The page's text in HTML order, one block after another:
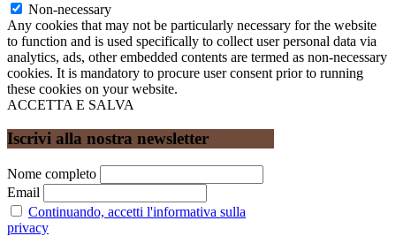
Non-necessary
Any cookies that may not be particularly necessary for the website
to function and is used specifically to collect user personal data via
analytics, ads, other embedded contents are termed as non-necessary
cookies. It is mandatory to procure user consent prior to running
these cookies on your website.
ACCETTA E SALVA
Iscrivi alla nostra newsletter
Nome completo
Email
Continuando, accetti l'informativa sulla
privacy